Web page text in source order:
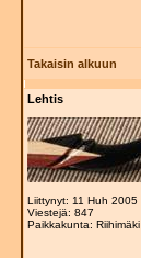
Takaisin alkuun
Lehtis
Liittynyt: 11 Huh 2005
Viestejä: 847
Paikkakunta: Riihimäki